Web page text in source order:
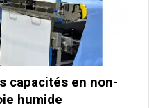
capacités en non-
humide